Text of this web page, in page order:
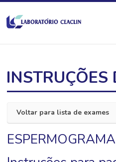
Voltar para lista de exames
ESPERMOGRAMA